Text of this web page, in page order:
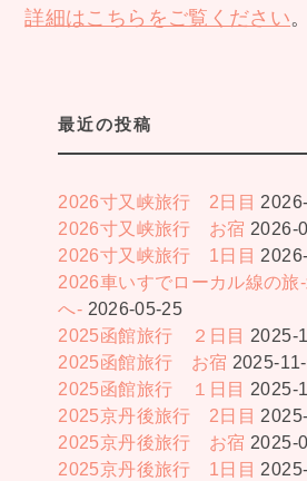
詳細はこちらをご覧ください。
最近の投稿
2026寸又峡旅行 2日目
2026寸又峡旅行 お宿 2026-
2026寸又峡旅行 1日目
2026車いすでローカル線の旅
へ- 2026-05-25
2025函館旅行 ２日目 2025-
2025函館旅行 お宿 2025-
2025函館旅行 １日目 2025-
2025京丹後旅行 2日目
2025京丹後旅行 お宿 2025-
2025京丹後旅行 1日目